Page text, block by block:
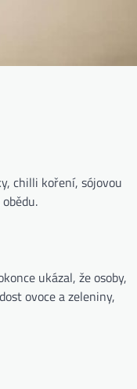
chilli koření, sójovou
ukázal, že osoby,
ovoce a zeleniny,